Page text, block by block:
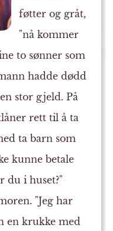
føtter og gråt,
"nå kommer
to sønner som
hadde dødd
stor gjeld. På
rett til å ta
ta barn som
kunne betale
du i huset?"
"Jeg har
en krukke med